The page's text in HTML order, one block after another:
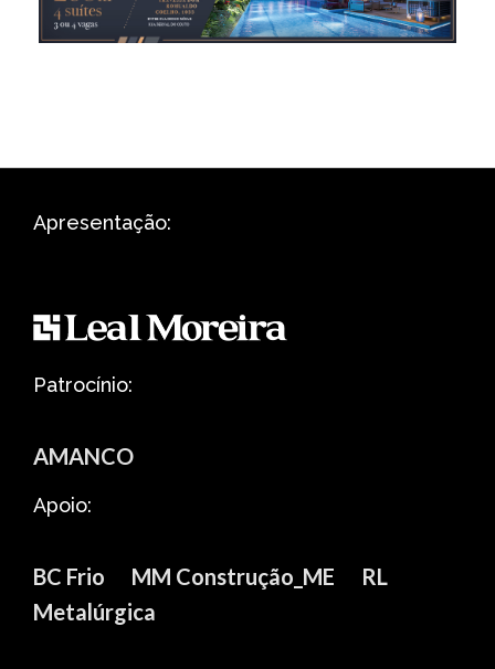
Apresentação:
Patrocínio:
AMANCO
Apoio:
BC Frio MM Construção_ME
RL
Metalúrgica